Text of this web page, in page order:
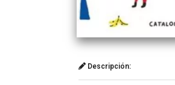
Descripción: